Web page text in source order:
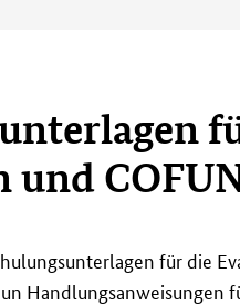
für die
Handlungsanweisungen